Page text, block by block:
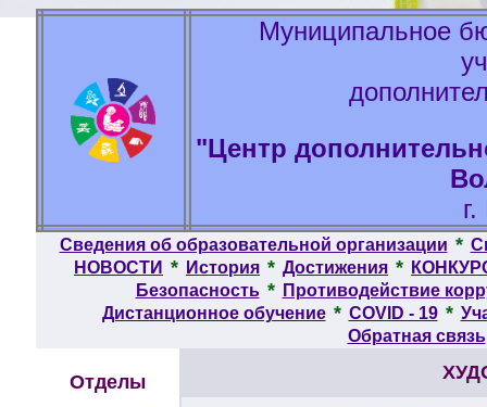
Муниципальное
"Центр
Сведения об образовательной организации *
НОВОСТИ * История * Достижения *
Безопасность * Противодействие
Дистанционное обучение * COVID - 19 *
Обратная связь
Отделы